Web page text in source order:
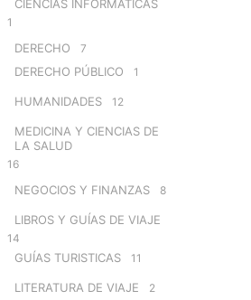
CIENCIAS INFORMÁTICAS
1
DERECHO 7
DERECHO PÚBLICO 1
HUMANIDADES 12
MEDICINA Y CIENCIAS DE
LA SALUD
16
NEGOCIOS Y FINANZAS 8
LIBROS Y GUÍAS DE VIAJE
14
GUÍAS TURISTICAS 11
LITERATURA DE VIAJE 2